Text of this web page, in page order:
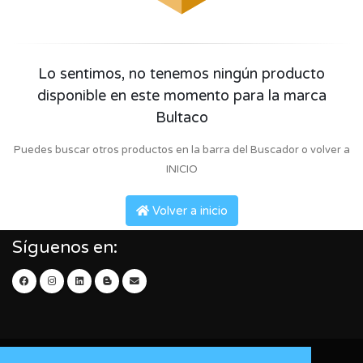
Lo sentimos, no tenemos ningún producto
disponible en este momento para la marca
Bultaco
Puedes buscar otros productos en la barra del Buscador o volver a
INICIO
Volver a inicio
Síguenos en: